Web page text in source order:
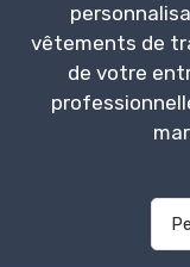
vêtements de
de votre